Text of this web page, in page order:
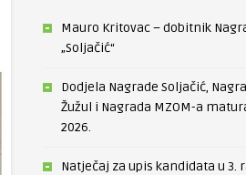
Mauro Kritovac – dobitnik
„Soljačić“
Dodjela Nagrade Soljačić,
Žužul i Nagrada MZOM-a
2026.
Natječaj za upis kandidata u 3.